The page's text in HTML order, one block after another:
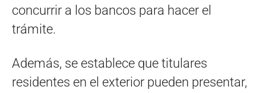
concurrir a los bancos para hacer el
trámite.
Además, se establece que titulares
residentes en el exterior pueden presentar,